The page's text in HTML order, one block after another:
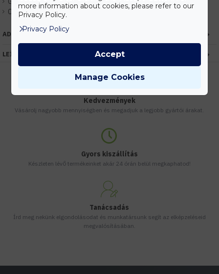
Cikkszám:EHKX24838
ADATOK
LEÍRÁS
Kedvezmények
Vásárolj nagyobb mennyiségben és megadjuk a legjobb gyártói árakat.
Gyors kiszállítás
Készleten lévő termékeinket akár 24 órán belül megkaphatod!
Tanácsadás
Írd meg nekünk elgondolásodat és munkatársunk segít az elképzeléseid
megvalósításában.
more information about cookies, please refer to our
Privacy Policy.
Privacy Policy
Manage Cookies
Accept